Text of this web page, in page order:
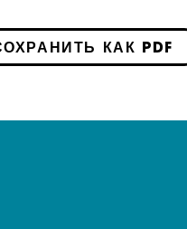
КАК PDF